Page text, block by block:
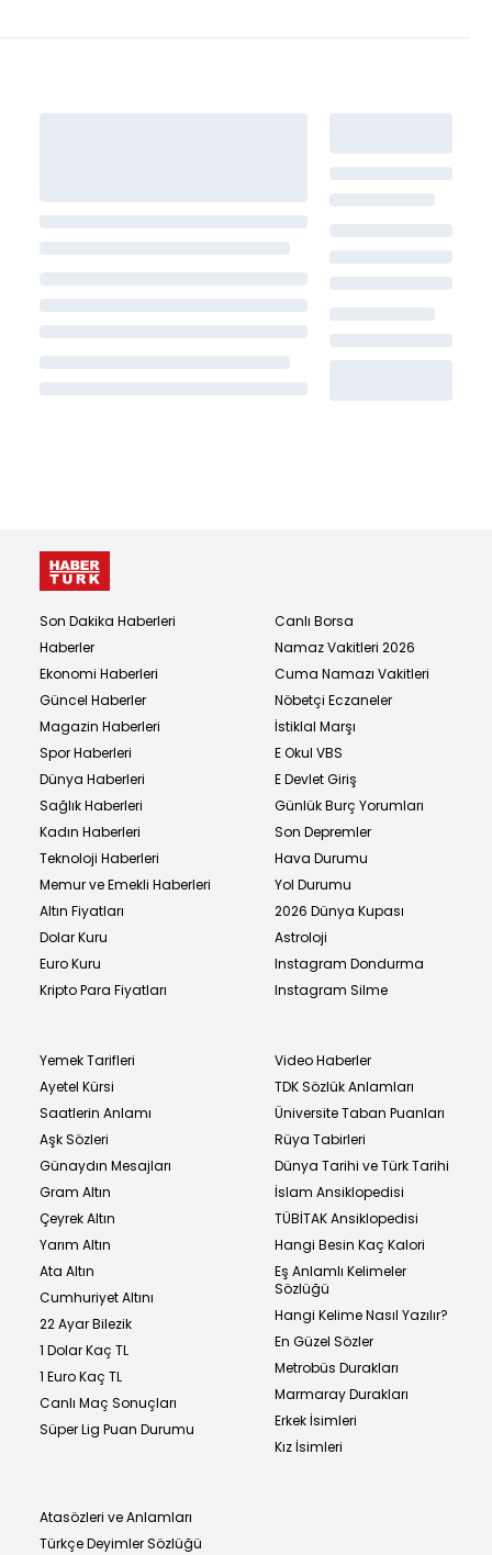
Son Dakika Haberleri
Haberler
Ekonomi Haberleri
Güncel Haberler
Magazin Haberleri
Spor Haberleri
Dünya Haberleri
Sağlık Haberleri
Kadın Haberleri
Teknoloji Haberleri
Memur ve Emekli Haberleri
Altın Fiyatları
Dolar Kuru
Euro Kuru
Kripto Para Fiyatları
Canlı Borsa
Namaz Vakitleri 2026
Cuma Namazı Vakitleri
Nöbetçi Eczaneler
İstiklal Marşı
E Okul VBS
E Devlet Giriş
Günlük Burç Yorumları
Son Depremler
Hava Durumu
Yol Durumu
2026 Dünya Kupası
Astroloji
Instagram Dondurma
Instagram Silme
Yemek Tarifleri
Ayetel Kürsi
Saatlerin Anlamı
Aşk Sözleri
Günaydın Mesajları
Gram Altın
Çeyrek Altın
Yarım Altın
Ata Altın
Cumhuriyet Altını
22 Ayar Bilezik
1 Dolar Kaç TL
1 Euro Kaç TL
Canlı Maç Sonuçları
Süper Lig Puan Durumu
Video Haberler
TDK Sözlük Anlamları
Üniversite Taban Puanları
Rüya Tabirleri
Dünya Tarihi ve Türk Tarihi
İslam Ansiklopedisi
TÜBİTAK Ansiklopedisi
Hangi Besin Kaç Kalori
Eş Anlamlı Kelimeler
Sözlüğü
Hangi Kelime Nasıl Yazılır?
En Güzel Sözler
Metrobüs Durakları
Marmaray Durakları
Erkek İsimleri
Kız İsimleri
Atasözleri ve Anlamları
Türkçe Deyimler Sözlüğü